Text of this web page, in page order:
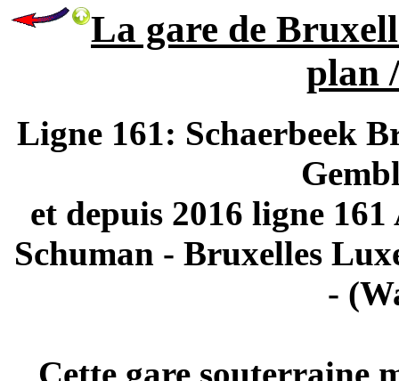
La gare de
plan
Ligne 161: Schaerbeek
et depuis 2016 ligne
Schuman - Bruxelles
-